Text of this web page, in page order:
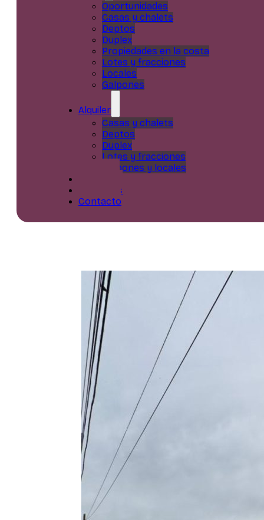
Oportunidades
Casas y chalets
Deptos
Duplex
Propiedades en la costa
Lotes y fracciones
Locales
Galpones
Alquiler
Casas y chalets
Deptos
Duplex
Lotes y fracciones
Galpones y locales
Nosotros
Contacto